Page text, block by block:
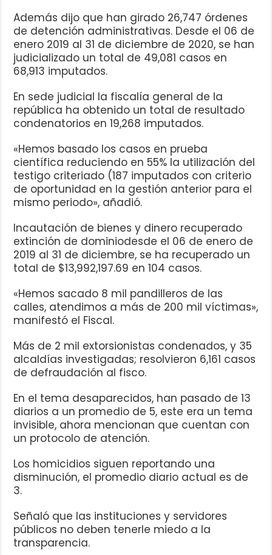
Además dijo que han girado 26,747 órdenes
de detención administrativas. Desde el 06 de
enero 2019 al 31 de diciembre de 2020, se han
judicializado un total de 49,081 casos en
68,913 imputados.
En sede judicial la fiscalía general de la
república ha obtenido un total de resultado
condenatorios en 19,268 imputados.
«Hemos basado los casos en prueba
científica reduciendo en 55% la utilización del
testigo criteriado (187 imputados con criterio
de oportunidad en la gestión anterior para el
mismo periodo», añadió.
Incautación de bienes y dinero recuperado
extinción de dominiodesde el 06 de enero de
2019 al 31 de diciembre, se ha recuperado un
total de $13,992,197.69 en 104 casos.
«Hemos sacado 8 mil pandilleros de las
calles, atendimos a más de 200 mil víctimas»,
manifestó el Fiscal.
Más de 2 mil extorsionistas condenados, y 35
alcaldías investigadas; resolvieron 6,161 casos
de defraudación al fisco.
En el tema desaparecidos, han pasado de 13
diarios a un promedio de 5, este era un tema
invisible, ahora mencionan que cuentan con
un protocolo de atención.
Los homicidios siguen reportando una
disminución, el promedio diario actual es de
3.
Señaló que las instituciones y servidores
públicos no deben tenerle miedo a la
transparencia.